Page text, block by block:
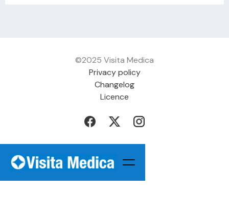
©2025 Visita Medica
Privacy policy
Changelog
Licence